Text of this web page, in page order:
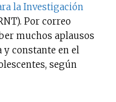
la Investigación
Por correo
muchos aplausos
constante en el
según